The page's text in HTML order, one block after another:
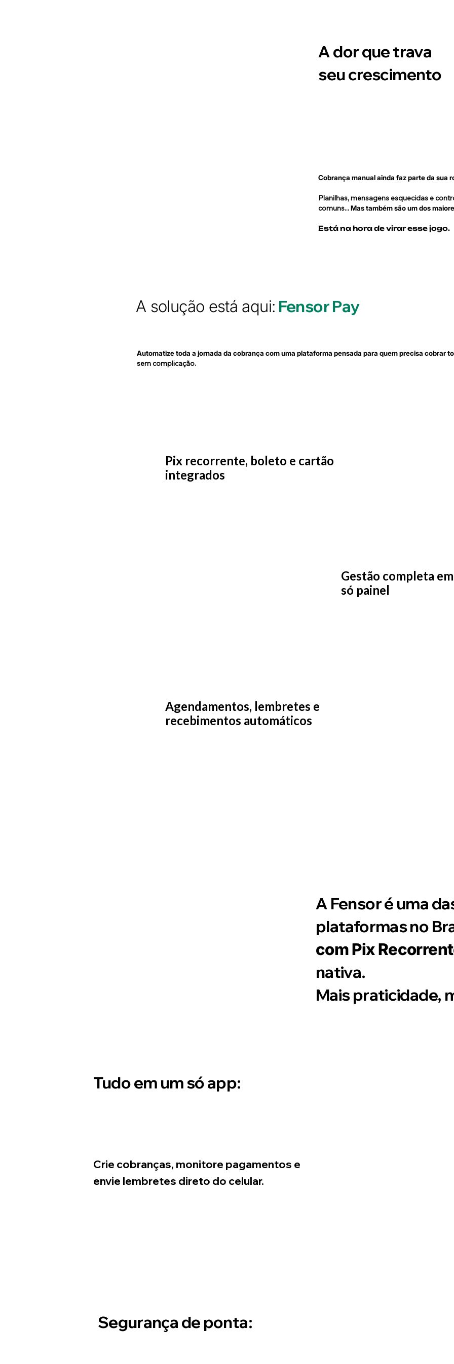
A solução está aqui: FensorPay
Automatize toda a jornada da cobrança com uma plataforma pensada para quem precisa cobrar
sem complicação.
Pix recorrente, boleto e cartão
integrados
Gestão completa
só painel
Agendamentos, lembretes e
recebimentos automáticos
A Fensor é uma
plataformas no
com Pix
nativa.
Mais praticidade,
A dor que trava
seu crescimento
Cobrança manual ainda faz parte da sua
Planilhas, mensagens esquecidas e
comuns...Mas também são um dos
Está na hora de virar esse jogo.
Tudo em um só app:
Crie cobranças, monitore pagamentos e
envie lembretes direto do celular.
Segurança de ponta: